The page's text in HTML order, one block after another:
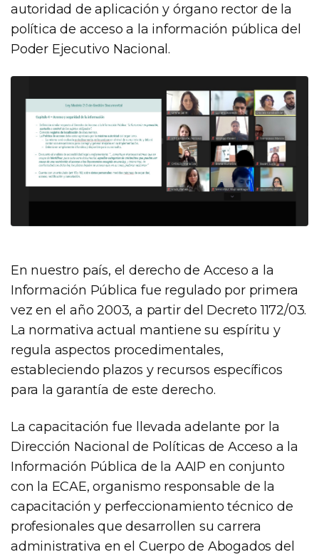
autoridad de aplicación y órgano rector de la
política de acceso a la información pública del
Poder Ejecutivo Nacional.
En nuestro país, el derecho de Acceso a la
Información Pública fue regulado por primera
vez en el año 2003, a partir del Decreto 1172/03.
La normativa actual mantiene su espíritu y
regula aspectos procedimentales,
estableciendo plazos y recursos específicos
para la garantía de este derecho.
La capacitación fue llevada adelante por la
Dirección Nacional de Políticas de Acceso a la
Información Pública de la AAIP en conjunto
con la ECAE, organismo responsable de la
capacitación y perfeccionamiento técnico de
profesionales que desarrollen su carrera
administrativa en el Cuerpo de Abogados del